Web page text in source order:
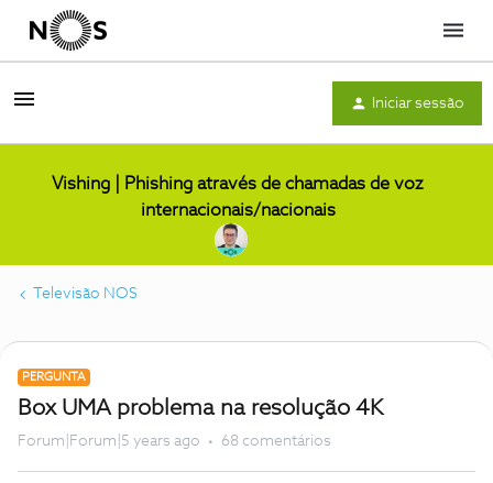
Menu
Iniciar sessão
Vishing | Phishing através de chamadas de voz
internacionais/nacionais
Televisão NOS
PERGUNTA
Box UMA problema na resolução 4K
Forum|Forum|5 years ago 68 comentários